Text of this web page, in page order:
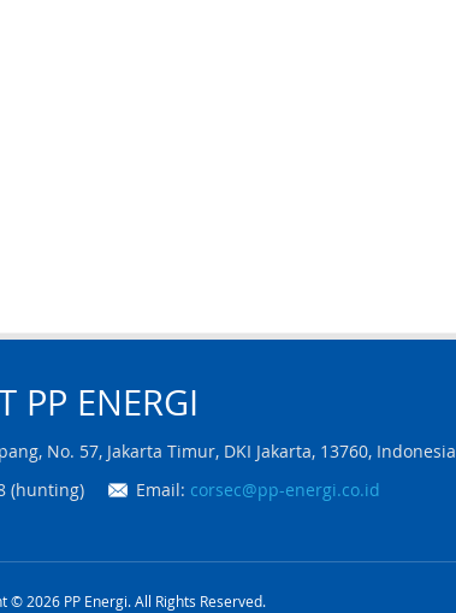
PP ENERGI
No. 57, Jakarta Timur, DKI Jakarta, 13760, Indonesia
(hunting)
Email: corsec@pp-energi.co.id
© 2026 PP Energi. All Rights Reserved.